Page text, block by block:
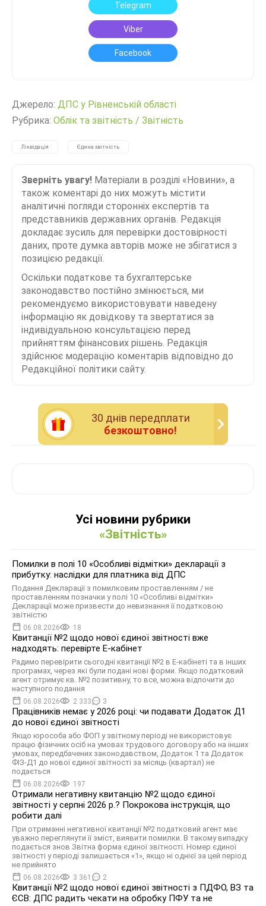
Telegram
Viber
Facebook
Джерело: ДПС у Рівненській області
Рубрика: Облік та звітність / Звітність
Ліквідація Єдина звітність
Зверніть увагу! Матеріали в розділі «Новини», а
також коментарі до них можуть містити
аналітичні погляди сторонніх експертів та
представників державних органів. Редакція
докладає зусиль для перевірки достовірності
даних, проте думка авторів може не збігатися з
позицією редакції.
Оскільки податкове та бухгалтерське
законодавство постійно змінюється, ми
рекомендуємо використовувати наведену
інформацію як довідкову та звертатися за
індивідуальною консультацією перед
прийняттям фінансових рішень. Редакція
здійснює модерацію коментарів відповідно до
Редакційної політики сайту.
30 днiв передплати
безкоштовно!
Усі новини рубрики
«Звітність»
Помилки в полі 10 «Особливі відмітки» декларації з
прибутку: наслідки для платника від ДПС
Подання Декларації з помилковим проставленням / не
проставленням позначки у полі 10 «Особливі відмітки»
Декларації може призвести до невизнання її податковою
звітністю
06.08.2026 18
Квитанції №2 щодо нової єдиної звітності вже
надходять: перевірте Е-кабінет
Радимо перевірити сьогодні квитанції №2 в Е-кабінеті та в інших
програмах, через які були подані нові форми. Якщо податковий
агент отримує кв. №2 позитивну, то все, можна відпочити до
наступного подання
06.08.2026 2 333 3
Працівників немає у 2026 році: чи подавати Додаток Д1
до нової єдиної звітності
Якщо юрособа або ФОП у звітному періоді не використовує
працю фізичних осіб на умовах трудового договору або на інших
умовах, передбачених законодавством, Додаток 1 та Додаток
ФІЗ-Д1 до нової єдиної звітності за місяць (квартал) не
подається
06.08.2026 197
Отримали негативну квитанцію №2 щодо єдиної
звітності у серпні 2026 р.? Покрокова інструкція, що
робити далі
При отриманні негативної квитанції №2 податковий агент має
уважно переглянути її зміст, виявити помилки. В такому випадку
подається знов Звітна форма єдиної звітності. Номер єдиної
звітності у періоді залишається «1», якщо ні однієї за цей період
не прийнято
06.08.2026 3 361 2
Квитанції №2 щодо нової єдиної звітності з ПДФО, ВЗ та
ЄСВ: ДПС радить чекати на обробку ПФУ та не